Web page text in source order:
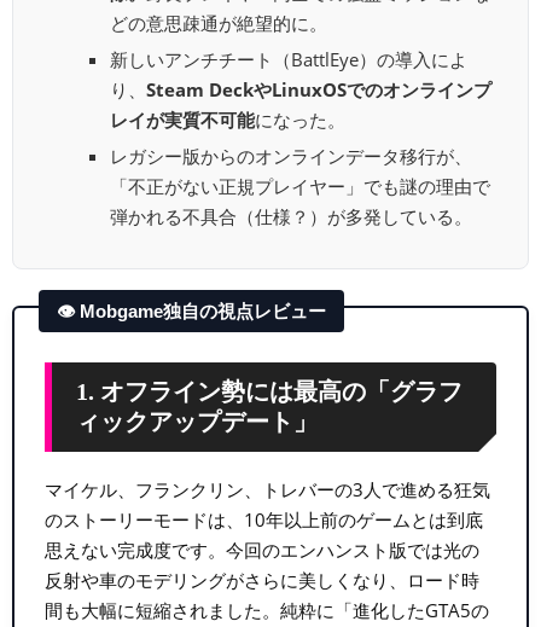
どの意思疎通が絶望的に。
新しいアンチチート（BattlEye）の導入によ
り、 Steam DeckやLinuxOSでのオンラインプ
レイが実質不可能になった。
レガシー版からのオンラインデータ移行が、
「不正がない正規プレイヤー」でも謎の理由で
弾かれる不具合（仕様？）が多発している。
👁 Mobgame独自の視点レビュー
1. オフライン勢には最高の「グラフ
ィックアップデート」
マイケル、フランクリン、トレバーの3人で進める狂気
のストーリーモードは、10年以上前のゲームとは到底
思えない完成度です。今回のエンハンスト版では光の
反射や車のモデリングがさらに美しくなり、ロード時
間も大幅に短縮されました。純粋に「進化したGTA5の